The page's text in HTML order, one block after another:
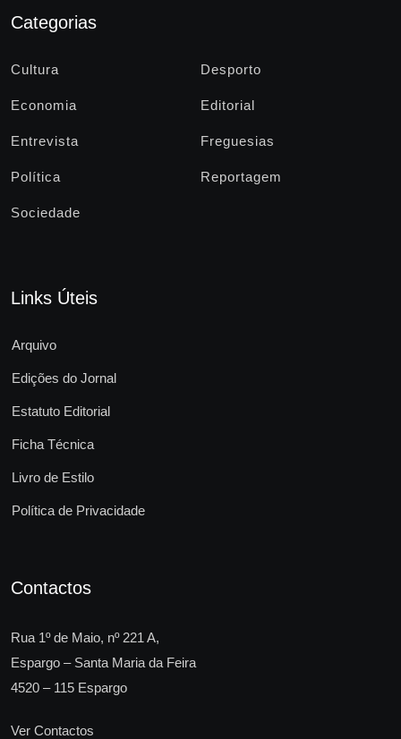
Categorias
Cultura Desporto
Economia Editorial
Entrevista Freguesias
Política Reportagem
Sociedade
Links Úteis
Arquivo
Edições do Jornal
Estatuto Editorial
Ficha Técnica
Livro de Estilo
Política de Privacidade
Contactos
Rua 1º de Maio, nº 221 A,
Espargo – Santa Maria da Feira
4520 – 115 Espargo
Ver Contactos